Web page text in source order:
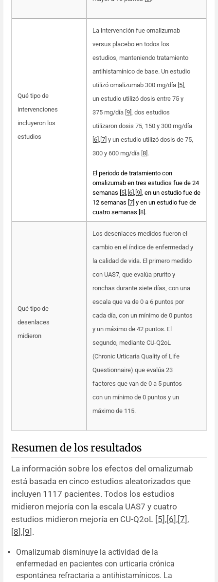
Qué tipo de
intervenciones
incluyeron los
estudios
La intervención fue omalizumab
versus placebo en todos los
estudios, manteniendo tratamiento
antihistamínico de base. Un estudio
utilizó omalizumab 300 mg/día [ 5],
un estudio utilizó dosis entre 75 y
375 mg/día [ 9], dos estudios
utilizaron dosis 75, 150 y 300 mg/día
6] 7] y un estudio utilizó dosis de 75,
300 y 600 mg/día [ 8].
El periodo de tratamiento con
omalizumab en tres estudios fue de 24
semanas [ 5] 6],[ 9], en un estudio fue de
12 semanas [ 7] y en un estudio fue de
cuatro semanas [ 8].
Qué tipo de
desenlaces
midieron
Los desenlaces medidos fueron el
cambio en el índice de enfermedad y
la calidad de vida. El primero medido
con UAS7, que evalúa prurito y
ronchas durante siete días, con una
escala que va de 0 a 6 puntos por
cada día, con un mínimo de 0 puntos
y un máximo de 42 puntos. El
segundo, mediante CU-Q2oL
(Chronic Urticaria Quality of Life
Questionnaire) que evalúa 23
factores que van de 0 a 5 puntos
con un mínimo de 0 puntos y un
máximo de 115.
Resumen de los resultados
La información sobre los efectos del omalizumab
está basada en cinco estudios aleatorizados que
incluyen 1117 pacientes. Todos los estudios
midieron mejoría con la escala UAS7 y cuatro
estudios midieron mejoría en CU-Q2oL [5],[6],[7],
[8],[9].
Omalizumab disminuye la actividad de la
enfermedad en pacientes con urticaria crónica
espontánea refractaria a antihistamínicos. La